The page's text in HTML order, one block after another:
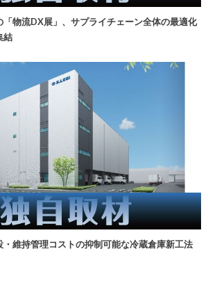
「物流DX展」、サプライチェーン全体の最適化
結
・維持管理コストの抑制可能な冷蔵倉庫新工法